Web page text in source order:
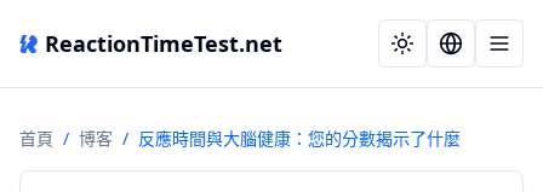
ReactionTimeTest.net
首頁 / 博客 / 反應時間與大腦健康：您的分數揭示了什麼